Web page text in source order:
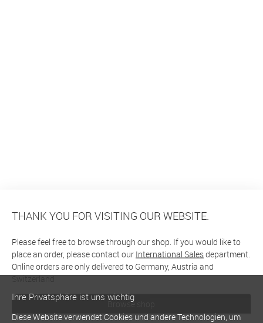
THANK YOU FOR VISITING OUR WEBSITE.
Please feel free to browse through our shop. If you would like to
place an order, please contact our International Salesdepartment.
Online orders are only delivered to Germany, Austria and
Switzerland
Browse shop
Ihre Privatsphäre ist uns wichtig
Diese Website verwendet Cookies und andere Technologien, um